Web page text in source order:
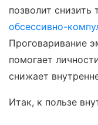
позволит снизить
обсессивно-
Проговаривание
помогает
снижает
Итак, к пользе